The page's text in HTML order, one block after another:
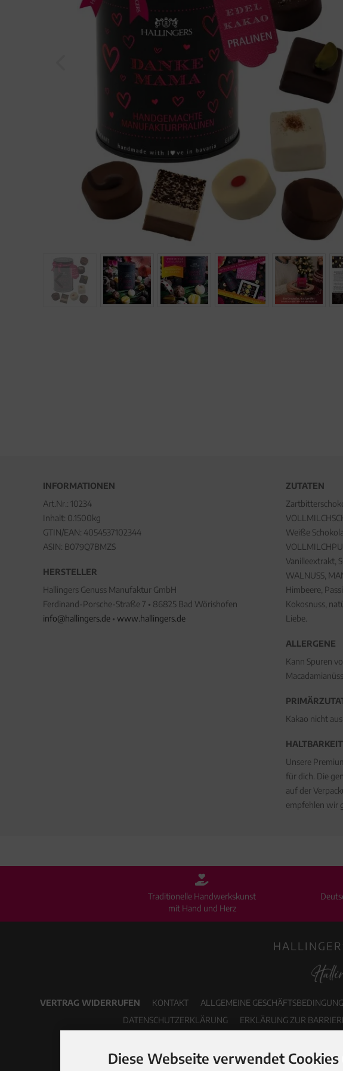
INFORMATIONEN
Art.Nr.: 10234
Inhalt: 0.1500kg
GTIN/EAN: 4054537102344
ASIN: B079Q7BMZS
HERSTELLER
Hallingers Genuss Manufaktur GmbH
Ferdinand-Porsche-Straße 7 • 86825 Bad Wörishofen
info@hallingers.de • www.hallingers.de
ZUTATEN
Weiße
Vanilleextrakt,
WALNUSS,
Himbeere,
Kokosnuss,
Liebe.
ALLERGENE
Kann Spuren
Kakao nicht
HALTBARKEIT
Unsere
für dich. Die
auf der
empfehlen wir
Traditionelle Handwerkskunst
mit Hand und Herz
VERTRAG WIDERRUFEN KONTAKT ALLGEMEINE
DATENSCHUTZERKLÄRUNG
ERKLÄRUNG ZUR
Diese Webseite verwendet